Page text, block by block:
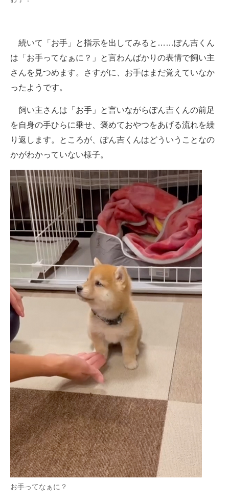
続いて「お手」と指示を出してみると……ぽん吉くん
は「お手ってなぁに？」と言わんばかりの表情で飼い主
さんを見つめます。さすがに、お手はまだ覚えていなか
ったようです。
飼い主さんは「お手」と言いながらぽん吉くんの前足
を自身の手ひらに乗せ、褒めておやつをあげる流れを繰
り返します。ところが、ぽん吉くんはどういうことなの
かがわかっていない様子。
お手ってなぁに？